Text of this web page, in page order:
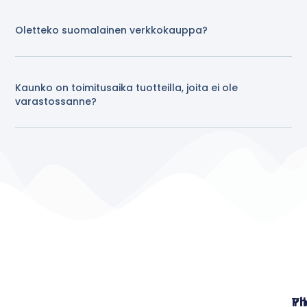
Oletteko suomalainen verkkokauppa?
Kaunko on toimitusaika tuotteilla, joita ei ole
varastossanne?